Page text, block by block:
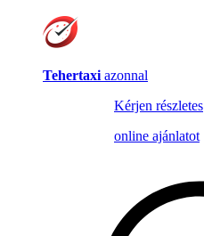
Tehertaxi azonnal
Kérjen részletes
online ajánlatot